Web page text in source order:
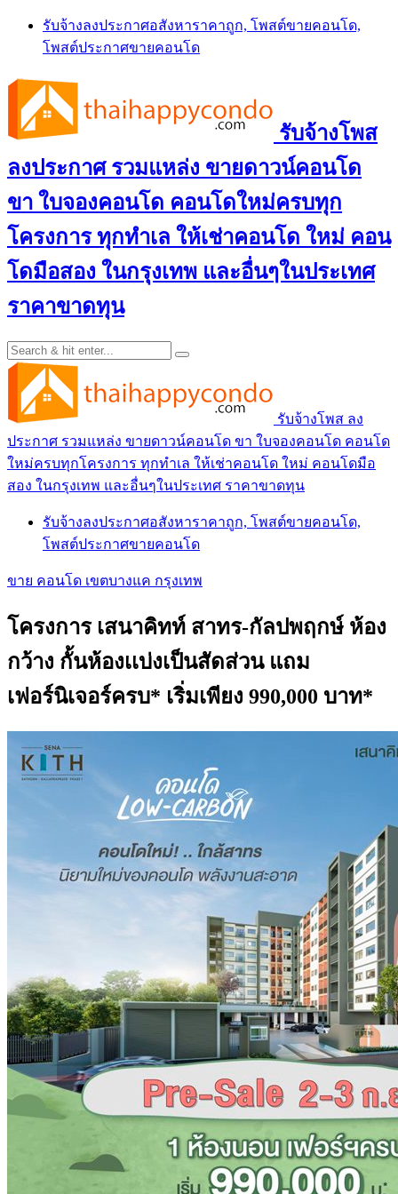
Skip
content
รับจ้างลงประกาศอสังหาราคาถูก, โพสต์ขายคอนโด,
โพสต์ประกาศขายคอนโด
รับจ้างโพส
ลงประกาศ รวมแหล่ง ขายดาวน์คอนโด
ขา ใบจองคอนโด คอนโดใหม่ครบทุก
โครงการ ทุกทำเล ให้เช่าคอนโด ใหม่ คอน
โดมือสอง ในกรุงเทพ และอื่นๆในประเทศ
ราคาขาดทุน
รับจ้างโพส ลง
ประกาศ รวมแหล่ง ขายดาวน์คอนโด ขา ใบจองคอนโด คอนโด
ใหม่ครบทุกโครงการ ทุกทำเล ให้เช่าคอนโด ใหม่ คอนโดมือ
สอง ในกรุงเทพ และอื่นๆในประเทศ ราคาขาดทุน
รับจ้างลงประกาศอสังหาราคาถูก, โพสต์ขายคอนโด,
โพสต์ประกาศขายคอนโด
ขาย คอนโด เขตบางแค กรุงเทพ
โครงการ เสนาคิทท์ สาทร-กัลปพฤกษ์ ห้อง
กว้าง กั้นห้องเเบ่งเป็นสัดส่วน แถม
เฟอร์นิเจอร์ครบ* เริ่มเพียง 990,000 บาท*